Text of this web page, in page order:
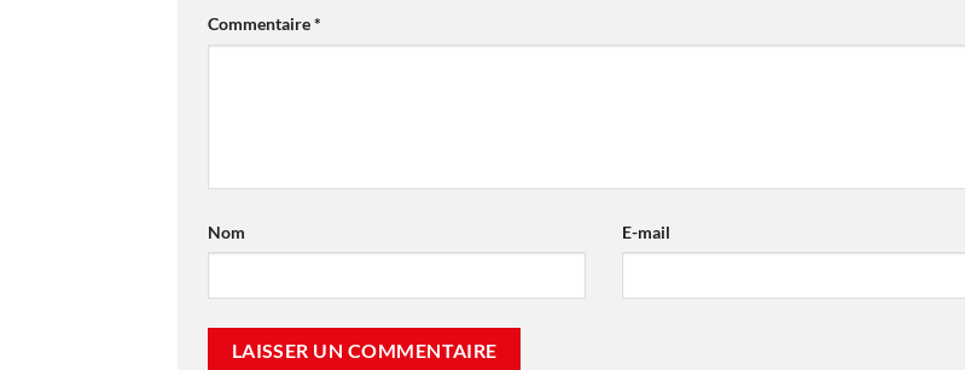
Commentaire*
Nom E-mail